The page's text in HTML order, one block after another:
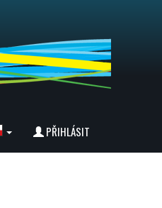
PŘIHLÁSIT